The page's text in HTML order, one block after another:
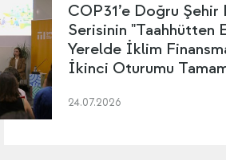
COP31’e Doğru Şehir
Serisinin "Taahhütten
Yerelde İklim
İkinci Oturumu
24.07.2026